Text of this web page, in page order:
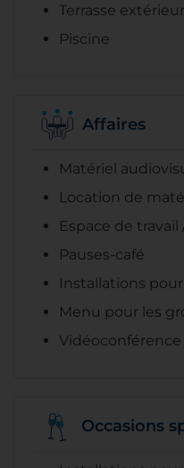
Terrasse
Piscine
Affaires
Matériel
Location de
Espace de travail
Pauses-café
Installations
Menu pour les
Vidéoconférence
Occasions